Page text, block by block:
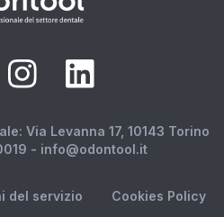
Via Levanna 17, 10143 Torino
- info@odontool.it
del servizio Cookies Policy